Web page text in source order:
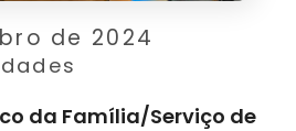
de 2024
da Família/Serviço de